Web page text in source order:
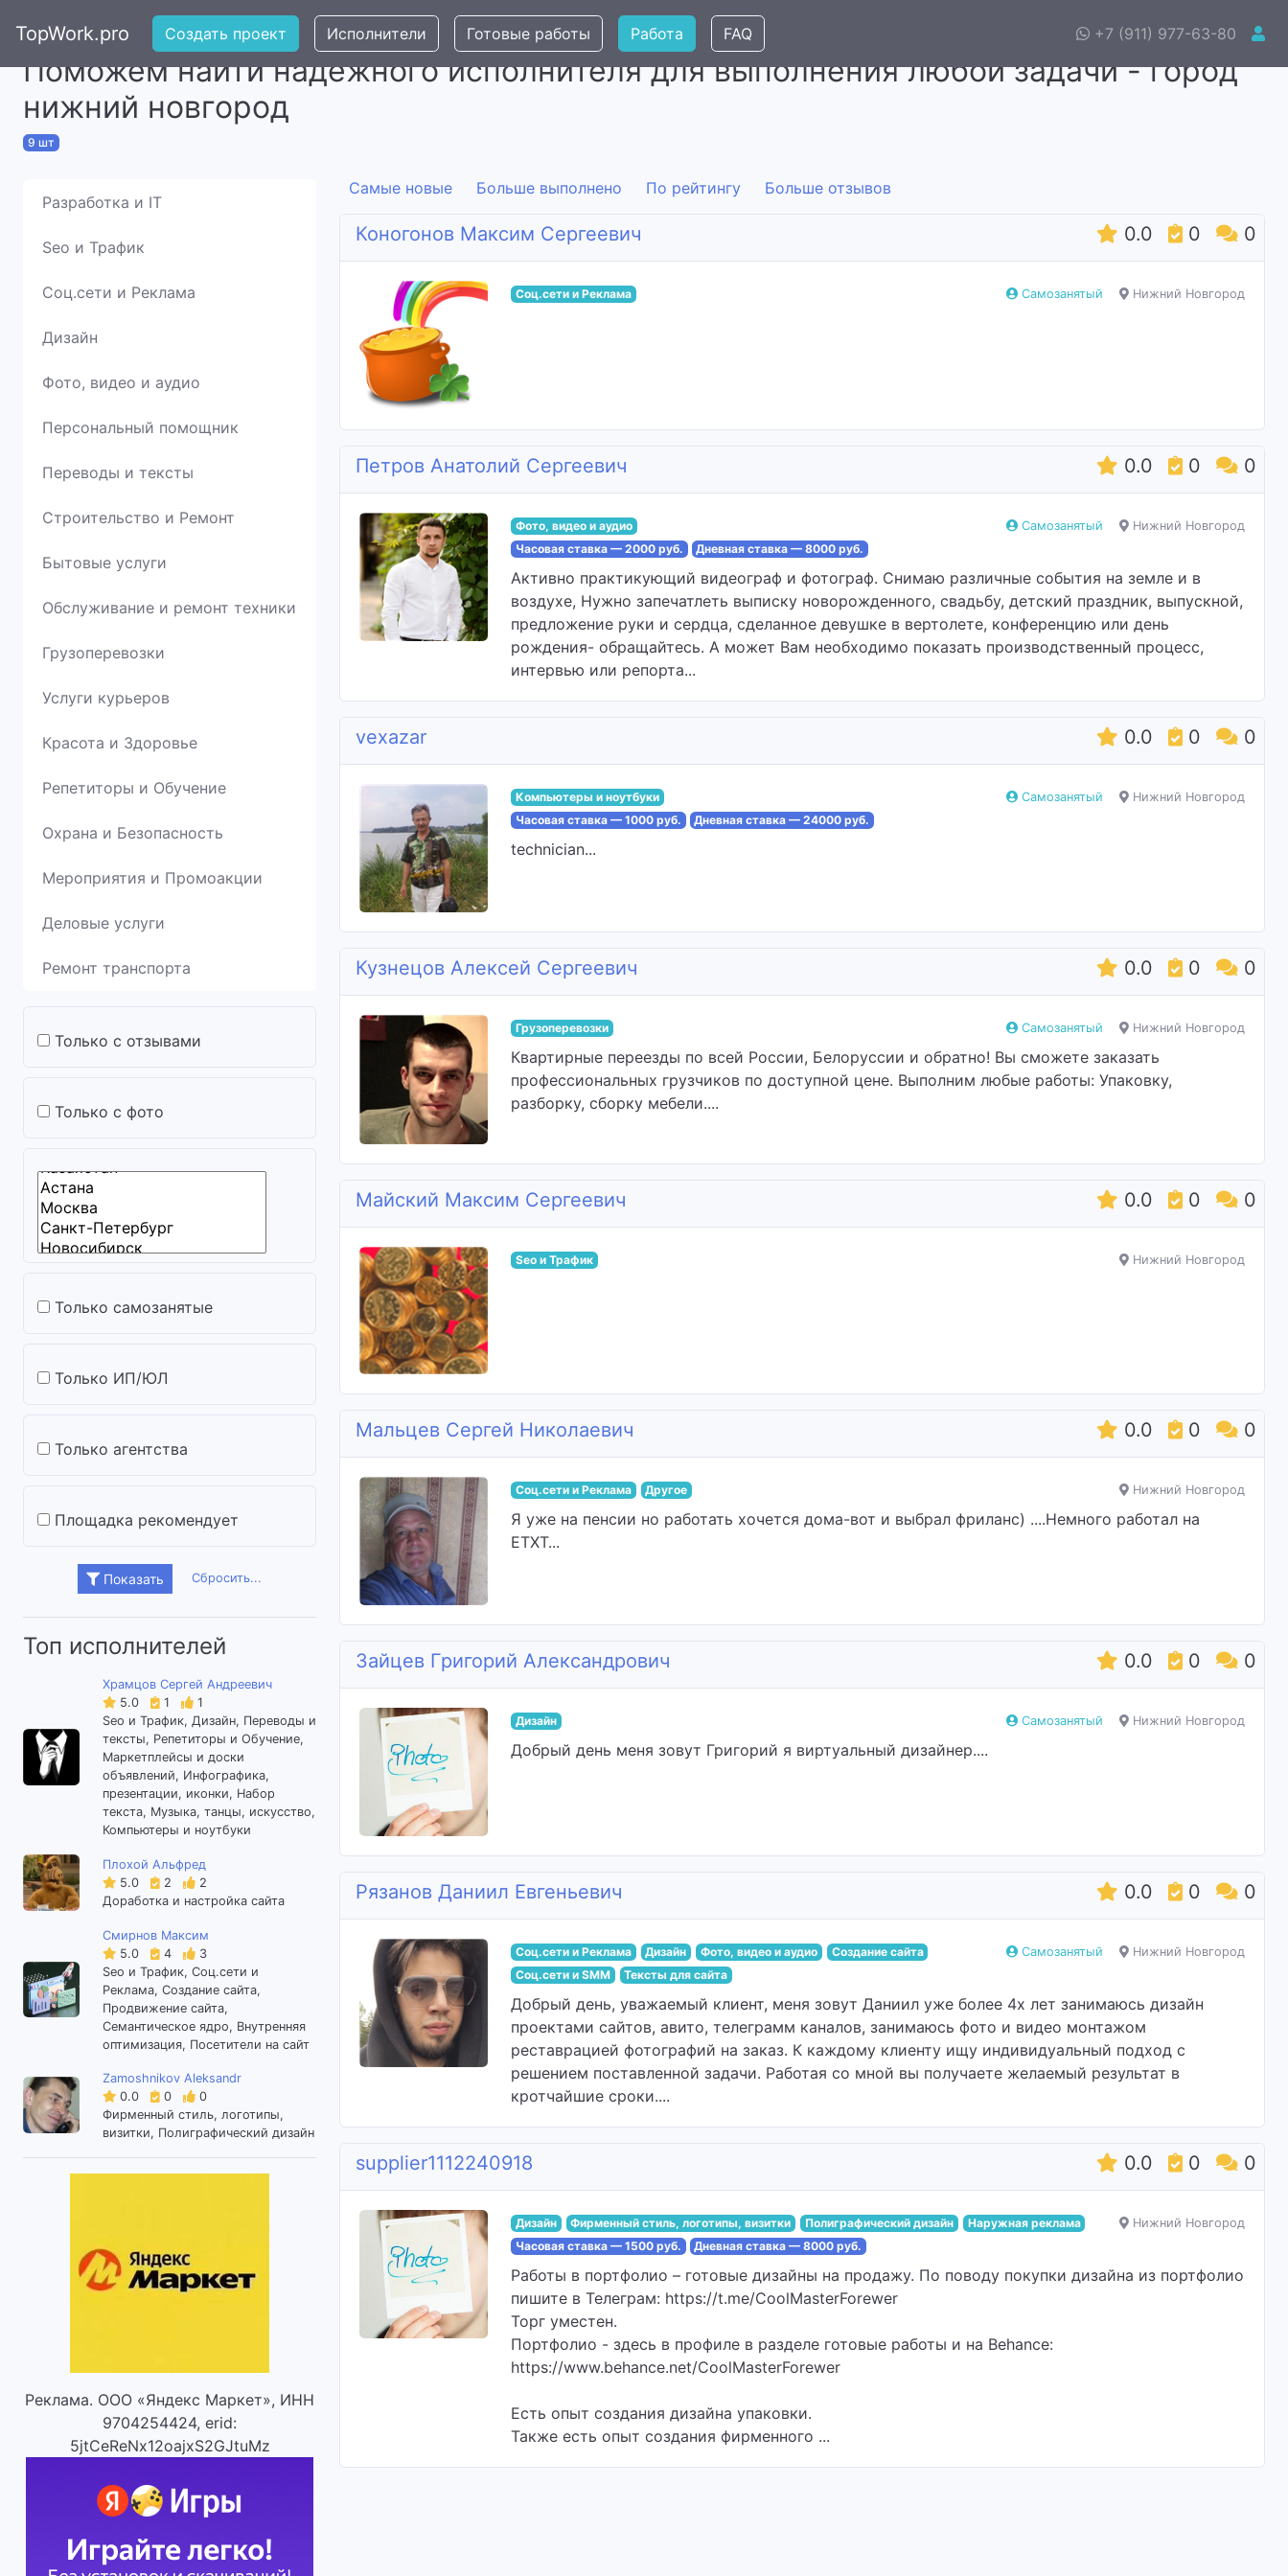
TopWork.pro Создать проект Исполнители Готовые работы Работа FAQ +7 (911) 977-63-80
Поможем найти надежного исполнителя для выполнения любой задачи - город
нижний новгород
9 шт
Разработка и IT
Seo и Трафик
Соц.сети и Реклама
Дизайн
Фото, видео и аудио
Персональный помощник
Переводы и тексты
Строительство и Ремонт
Бытовые услуги
Обслуживание и ремонт техники
Грузоперевозки
Услуги курьеров
Красота и Здоровье
Репетиторы и Обучение
Охрана и Безопасность
Мероприятия и Промоакции
Деловые услуги
Ремонт транспорта
Только с отзывами
Только с фото
Только самозанятые
Только ИП/ЮЛ
Только агентства
Площадка рекомендует
Показать Сбросить...
Топ исполнителей
Храмцов Сергей Андреевич
5.0
1
1
Seo и Трафик, Дизайн, Переводы и
тексты, Репетиторы и Обучение,
Маркетплейсы и доски
объявлений, Инфографика,
презентации, иконки, Набор
текста, Музыка, танцы, искусство,
Компьютеры и ноутбуки
Плохой Альфред
5.0
2
2
Доработка и настройка сайта
Смирнов Максим
5.0
4
3
Seo и Трафик, Соц.сети и
Реклама, Создание сайта,
Продвижение сайта,
Семантическое ядро, Внутренняя
оптимизация, Посетители на сайт
Zamoshnikov Aleksandr
0.0
0
0
Фирменный стиль, логотипы,
визитки, Полиграфический дизайн
Реклама. ООО «Яндекс Маркет», ИНН
9704254424, erid:
5jtCeReNx12oajxS2GJtuMz
Самые новые Больше выполнено По рейтингу Больше отзывов
0.0 0 0
Коногонов Максим Сергеевич
Самозанятый Нижний Новгород
Соц.сети и Реклама
0.0 0 0
Петров Анатолий Сергеевич
Самозанятый Нижний Новгород
Фото, видео и аудио
Часовая ставка — 2000 руб.
Дневная ставка — 8000 руб.
Активно практикующий видеограф и фотограф. Снимаю различные события на земле и в
воздухе, Нужно запечатлеть выписку новорожденного, свадьбу, детский праздник, выпускной,
предложение руки и сердца, сделанное девушке в вертолете, конференцию или день
рождения- обращайтесь. А может Вам необходимо показать производственный процесс,
интервью или репорта...
0.0 0 0
vexazar
Самозанятый Нижний Новгород
Компьютеры и ноутбуки
Часовая ставка — 1000 руб.
Дневная ставка — 24000 руб.
technician...
0.0 0 0
Кузнецов Алексей Сергеевич
Самозанятый Нижний Новгород
Грузоперевозки
Квартирные переезды по всей России, Белоруссии и обратно! Вы сможете заказать
профессиональных грузчиков по доступной цене. Выполним любые работы: Упаковку,
разборку, сборку мебели....
0.0 0 0
Майский Максим Сергеевич
Нижний Новгород
Seo и Трафик
0.0 0 0
Мальцев Сергей Николаевич
Нижний Новгород
Соц.сети и Реклама Другое
Я уже на пенсии но работать хочется дома-вот и выбрал фриланс) ....Немного работал на
ЕТХТ...
0.0 0 0
Зайцев Григорий Александрович
Самозанятый Нижний Новгород
Дизайн
Добрый день меня зовут Григорий я виртуальный дизайнер....
0.0 0 0
Рязанов Даниил Евгеньевич
Самозанятый Нижний Новгород
Соц.сети и Реклама Дизайн Фото, видео и аудио
Создание сайта
Соц.сети и SMM
Тексты для сайта
Добрый день, уважаемый клиент, меня зовут Даниил уже более 4х лет занимаюсь дизайн
проектами сайтов, авито, телеграмм каналов, занимаюсь фото и видео монтажом
реставрацией фотографий на заказ. К каждому клиенту ищу индивидуальный подход с
решением поставленной задачи. Работая со мной вы получаете желаемый результат в
кротчайшие сроки....
0.0 0 0
supplier1112240918
Нижний Новгород
Дизайн Фирменный стиль, логотипы, визитки Полиграфический дизайн
Наружная реклама
Часовая ставка — 1500 руб.
Дневная ставка — 8000 руб.
Работы в портфолио – готовые дизайны на продажу. По поводу покупки дизайна из портфолио
пишите в Телеграм: https://t.me/CoolMasterForewer
Торг уместен.
Портфолио - здесь в профиле в разделе готовые работы и на Behance:
https://www.behance.net/CoolMasterForewer
Есть опыт создания дизайна упаковки.
Также есть опыт создания фирменного ...